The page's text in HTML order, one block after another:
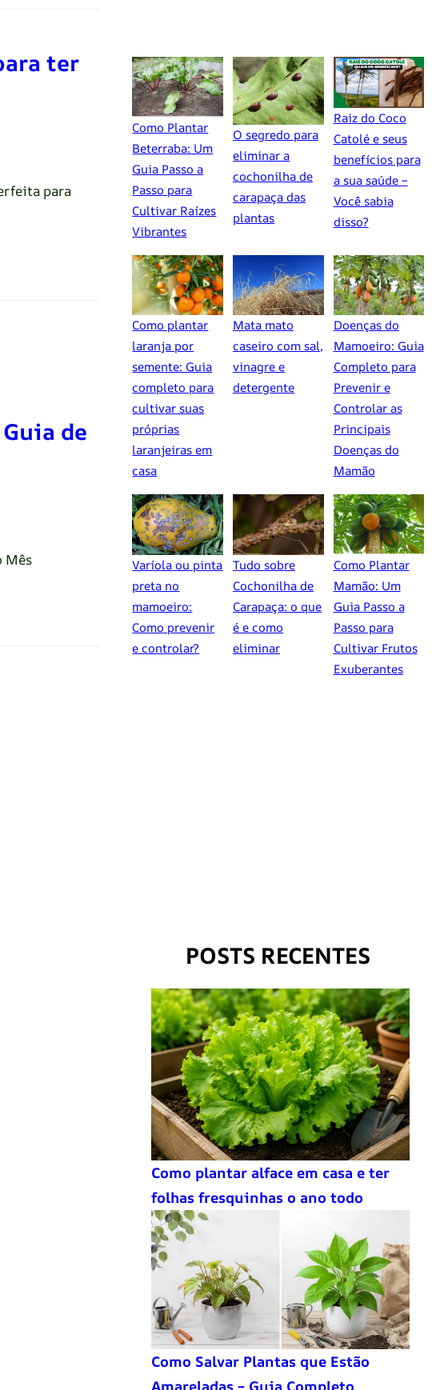
ter
para
de
Mês
Como Plantar
Beterraba: Um
Guia Passo a
Passo para
Cultivar Raízes
Vibrantes
O segredo para
eliminar a
cochonilha de
carapaça das
plantas
Raiz do Coco
Catolé e seus
benefícios para
a sua saúde –
Você sabia
disso?
Como plantar
laranja por
semente: Guia
completo para
cultivar suas
próprias
laranjeiras em
casa
Mata mato
caseiro com sal,
vinagre e
detergente
Doenças do
Mamoeiro: Guia
Completo para
Prevenir e
Controlar as
Principais
Doenças do
Mamão
Varíola ou pinta
preta no
mamoeiro:
Como prevenir
e controlar?
Tudo sobre
Cochonilha de
Carapaça: o que
é e como
eliminar
Como Plantar
Mamão: Um
Guia Passo a
Passo para
Cultivar Frutos
Exuberantes
POSTS RECENTES
Como plantar alface em casa e ter
folhas fresquinhas o ano todo
Como Salvar Plantas que Estão